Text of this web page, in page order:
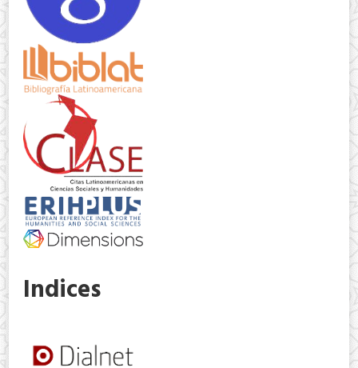
Indices